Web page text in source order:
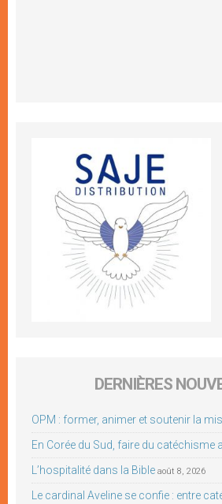
DERNIÈRES
OPM : former, animer et soutenir la
En Corée du Sud, faire du catéchisme
L’hospitalité dans la Bible août 8, 2026
Le cardinal Aveline se confie : entre